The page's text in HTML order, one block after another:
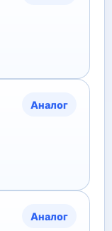
Аналог
Аналог